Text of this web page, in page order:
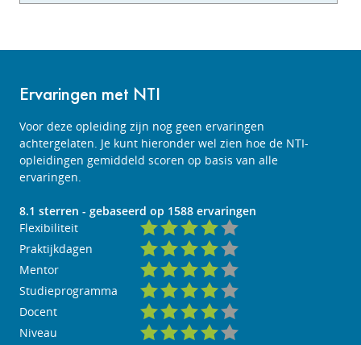
Ervaringen met NTI
Voor deze opleiding zijn nog geen ervaringen
achtergelaten. Je kunt hieronder wel zien hoe de NTI-
opleidingen gemiddeld scoren op basis van alle
ervaringen.
8.1 sterren - gebaseerd op 1588 ervaringen
Flexibiliteit
Praktijkdagen
Mentor
Studieprogramma
Docent
Niveau